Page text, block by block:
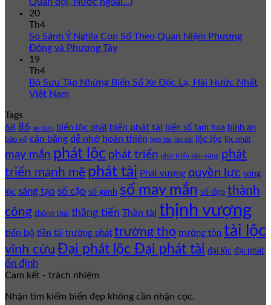
20
Th4
So Sánh Ý Nghĩa Con Số Theo Quan Niệm Phương
Đông và Phương Tây
19
Th4
Bộ Sưu Tập Những Biển Số Xe Độc Lạ, Hài Hước Nhất
Việt Nam
Tags
68 86 an toàn biển lộc phát biển phát tài biển số tam hoa bình an
bảo vệ cân bằng dễ nhớ hoàn thiện hợp tác lâu dài lộc lộc lộc phát
may mắn phát lộc phát triển phát triển bền vững phát
triển mạnh mẽ phát tài Phát vượng quyền lực song
lộc sáng tạo số cặp số gánh số may mắn số đẹp thành
công thông thái thăng tiến Thần tài thịnh vượng
tiến bộ tiền tài trường phát trường thọ trường tồn tài lộc
vĩnh cửu Đại phát lộc Đại phát tài đại lộc đại phát
ổn định
Cam kết - trách nhiệm
Nhận tìm kiếm biển đẹp không cần nhận cọc.